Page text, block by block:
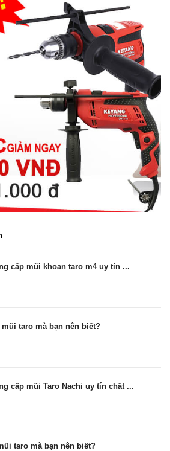
cấp mũi khoan taro m4 uy tín ...
mũi taro mà bạn nên biết?
cấp mũi Taro Nachi uy tín chất ...
taro mà bạn nên biết?